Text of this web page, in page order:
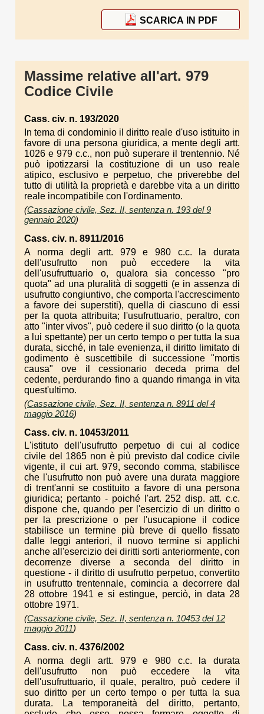
SCARICA IN PDF
Massime relative all'art. 979
Codice Civile
Cass. civ. n. 193/2020
In tema di condominio il diritto reale d'uso istituito in
favore di una persona giuridica, a mente degli artt.
1026 e 979 c.c., non può superare il trentennio. Né
può ipotizzarsi la costituzione di un uso reale
atipico, esclusivo e perpetuo, che priverebbe del
tutto di utilità la proprietà e darebbe vita a un diritto
reale incompatibile con l'ordinamento.
(Cassazione civile, Sez. II, sentenza n. 193 del 9
gennaio 2020)
Cass. civ. n. 8911/2016
A norma degli artt. 979 e 980 c.c. la durata
dell'usufrutto non può eccedere la vita
dell'usufruttuario o, qualora sia concesso "pro
quota" ad una pluralità di soggetti (e in assenza di
usufrutto congiuntivo, che comporta l'accrescimento
a favore dei superstiti), quella di ciascuno di essi
per la quota attribuita; l'usufruttuario, peraltro, con
atto "inter vivos", può cedere il suo diritto (o la quota
a lui spettante) per un certo tempo o per tutta la sua
durata, sicché, in tale evenienza, il diritto limitato di
godimento è suscettibile di successione "mortis
causa" ove il cessionario deceda prima del
cedente, perdurando fino a quando rimanga in vita
quest'ultimo.
(Cassazione civile, Sez. II, sentenza n. 8911 del 4
maggio 2016)
Cass. civ. n. 10453/2011
L'istituto dell'usufrutto perpetuo di cui al codice
civile del 1865 non è più previsto dal codice civile
vigente, il cui art. 979, secondo comma, stabilisce
che l'usufrutto non può avere una durata maggiore
di trent'anni se costituito a favore di una persona
giuridica; pertanto - poiché l'art. 252 disp. att. c.c.
dispone che, quando per l'esercizio di un diritto o
per la prescrizione o per l'usucapione il codice
stabilisce un termine più breve di quello fissato
dalle leggi anteriori, il nuovo termine si applichi
anche all'esercizio dei diritti sorti anteriormente, con
decorrenze diverse a seconda del diritto in
questione - il diritto di usufrutto perpetuo, convertito
in usufrutto trentennale, comincia a decorrere dal
28 ottobre 1941 e si estingue, perciò, in data 28
ottobre 1971.
(Cassazione civile, Sez. II, sentenza n. 10453 del 12
maggio 2011)
Cass. civ. n. 4376/2002
A norma degli artt. 979 e 980 c.c. la durata
dell'usufrutto non può eccedere la vita
dell'usufruttuario, il quale, peraltro, può cedere il
suo diritto per un certo tempo o per tutta la sua
durata. La temporaneità del diritto, pertanto,